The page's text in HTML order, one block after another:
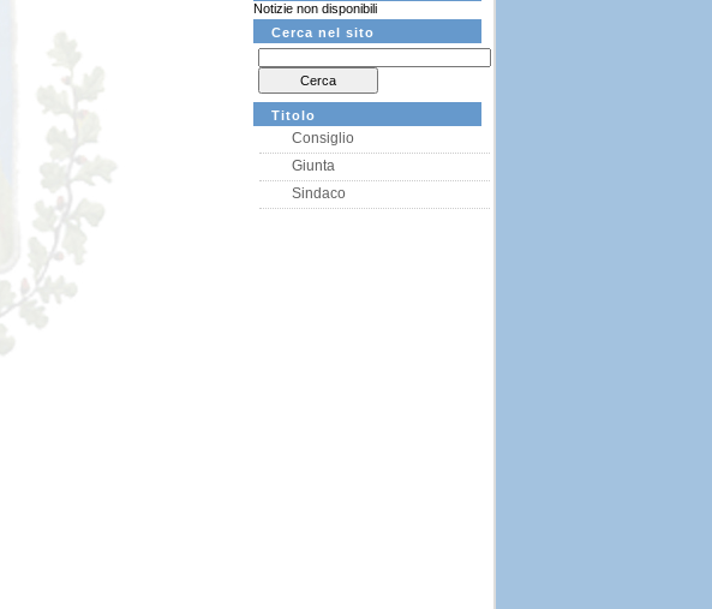
Notizie non disponibili
Cerca nel sito
Titolo
Consiglio
Giunta
Sindaco